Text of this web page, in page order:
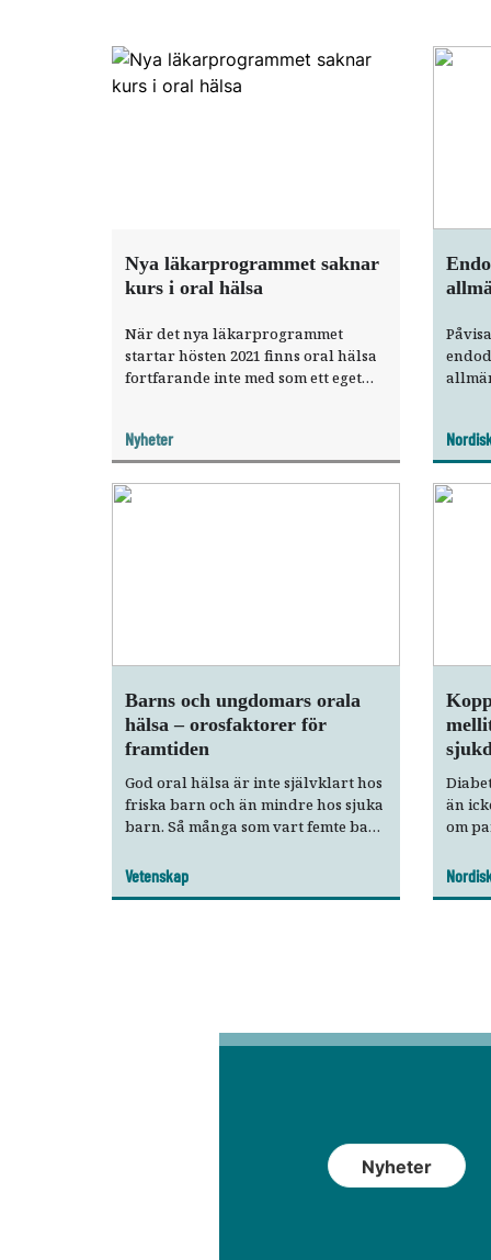
Nya läkarprogrammet saknar
kurs i oral hälsa
När det nya läkarprogrammet
startar hösten 2021 finns oral hälsa
fortfarande inte med som ett eget
tydligare plats i utbildningen.
Nyheter
det
av
Barns och ungdomars orala
hälsa – orosfaktorer för
framtiden
God oral hälsa är inte självklart hos
friska barn och än mindre hos sjuka
barn. Så många som vart femte barn
De mest prevalenta är allergier,
astma, diabetes samt autoimmuna
Vetenskap
än
om
Nyheter